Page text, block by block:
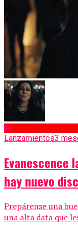
Lanzamientos3
Evanescence
hay nuevo
Prepárense una
una alta data que